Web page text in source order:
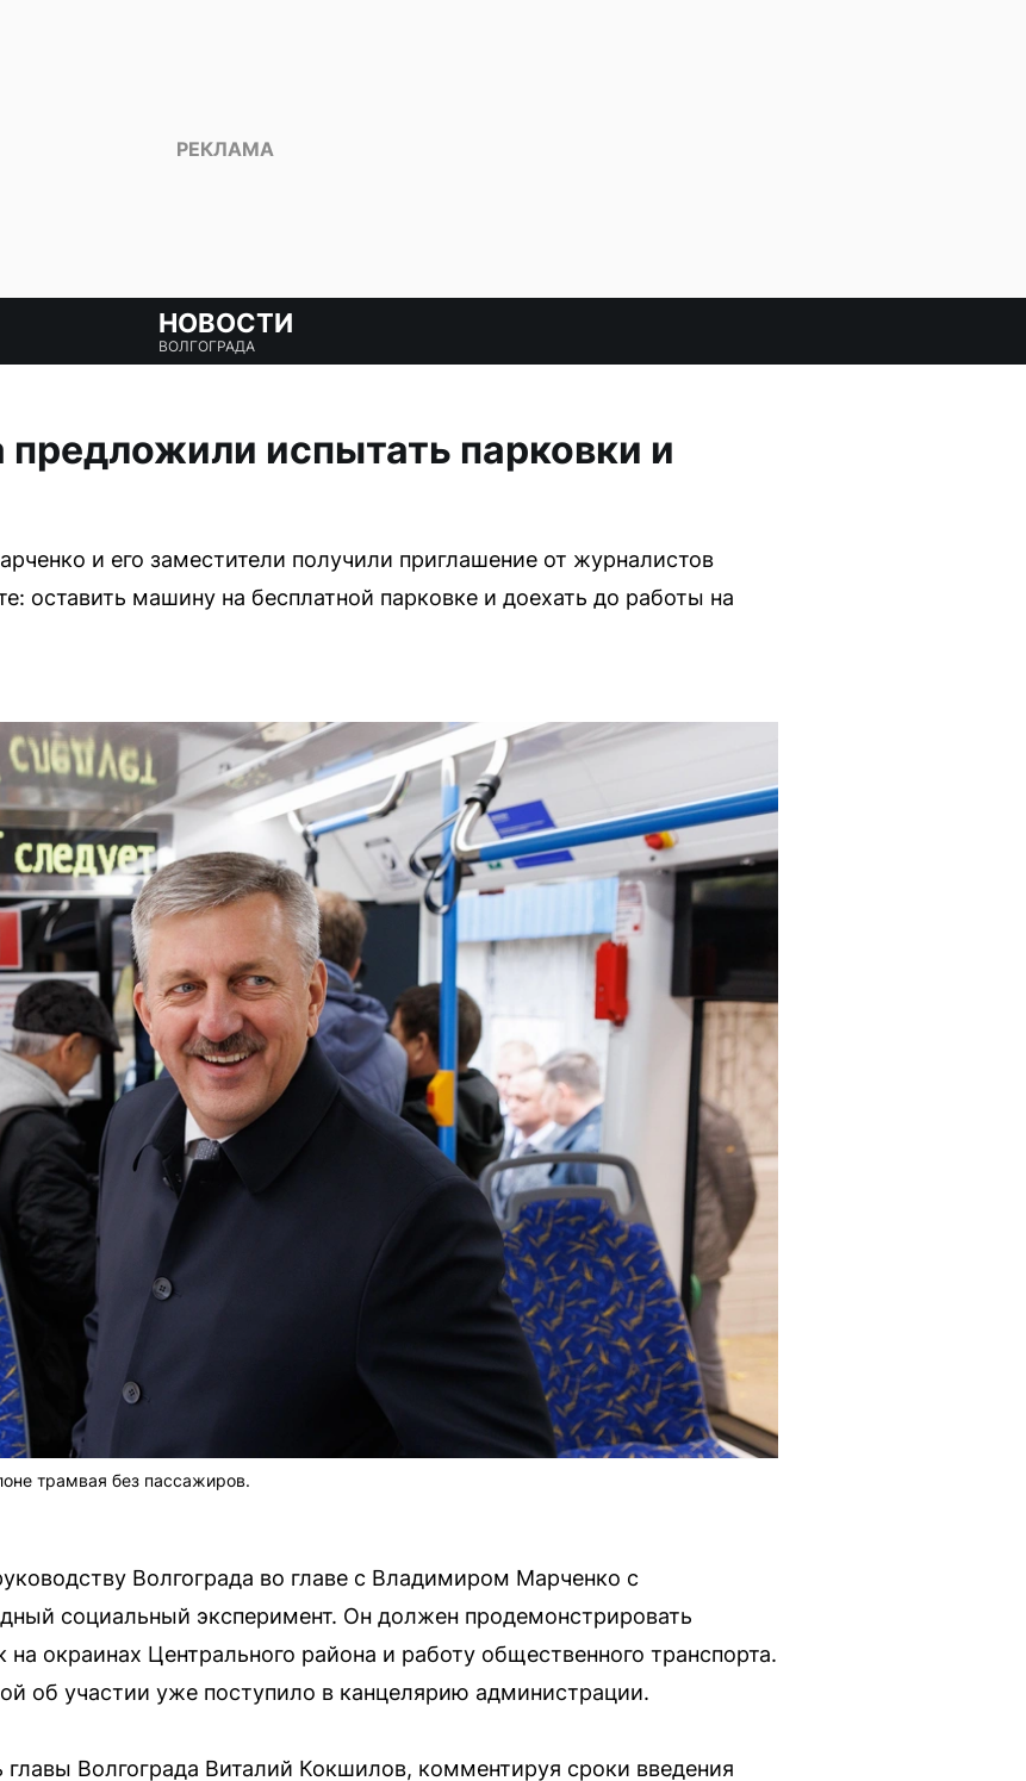
НОВОСТИ
ВОЛГОГРАДА
предложили испытать парковки и
и его заместители получили приглашение от журналистов
оставить машину на бесплатной парковке и доехать до работы на
трамвая без пассажиров.
Волгограда во главе с Владимиром Марченко с
социальный эксперимент. Он должен продемонстрировать
окраинах Центрального района и работу общественного транспорта.
об участии уже поступило в канцелярию администрации.
Волгограда Виталий Кокшилов, комментируя сроки введения